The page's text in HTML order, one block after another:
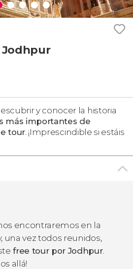
y conocer la historia
más importantes de
tour. ¡Imprescindible si estáis
encontraremos en la
una vez todos reunidos,
free tour por Jodhpur.
allá!